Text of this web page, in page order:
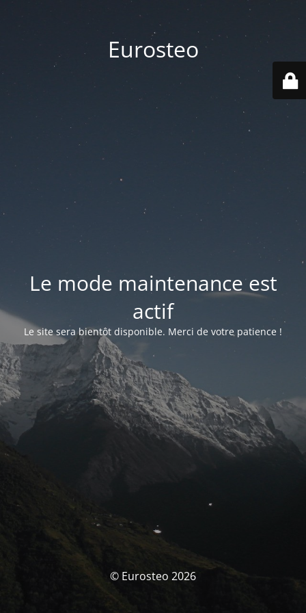
Eurosteo
Le mode maintenance est
actif
Le site sera bientôt disponible. Merci de votre patience !
© Eurosteo 2026